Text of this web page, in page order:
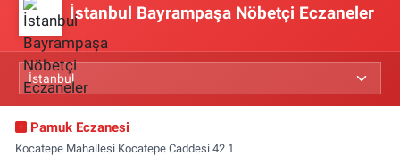
İstanbul Bayrampaşa Nöbetçi Eczaneler
Pamuk Eczanesi
Kocatepe Mahallesi Kocatepe Caddesi 42 1